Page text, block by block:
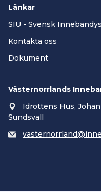
Länkar
SIU - Svensk
Kontakta oss
Dokument
Västernorrlands
Idrottens Hus,
Sundsvall